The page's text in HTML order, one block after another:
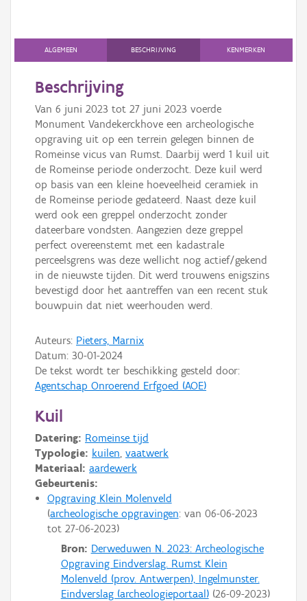
ALGEMEEN BESCHRIJVING KENMERKEN
Beschrijving
Van 6 juni 2023 tot 27 juni 2023 voerde
Monument Vandekerckhove een archeologische
opgraving uit op een terrein gelegen binnen de
Romeinse vicus van Rumst. Daarbij werd 1 kuil uit
de Romeinse periode onderzocht. Deze kuil werd
op basis van een kleine hoeveelheid ceramiek in
de Romeinse periode gedateerd. Naast deze kuil
werd ook een greppel onderzocht zonder
dateerbare vondsten. Aangezien deze greppel
perfect overeenstemt met een kadastrale
perceelsgrens was deze wellicht nog actief/gekend
in de nieuwste tijden. Dit werd trouwens enigszins
bevestigd door het aantreffen van een recent stuk
bouwpuin dat niet weerhouden werd.
Auteurs: Pieters, Marnix
Datum: 30-01-2024
De tekst wordt ter beschikking gesteld door:
Agentschap Onroerend Erfgoed (AOE)
Kuil
Datering: Romeinse tijd
Typologie: kuilen, vaatwerk
Materiaal: aardewerk
Gebeurtenis:
Opgraving Klein Molenveld
archeologische opgravingen: van 06-06-2023
tot 27-06-2023
Bron: Derweduwen N. 2023: Archeologische
Opgraving Eindverslag. Rumst Klein
Molenveld (prov. Antwerpen), Ingelmunster.
Eindverslag (archeologieportaal)(26-09-2023)